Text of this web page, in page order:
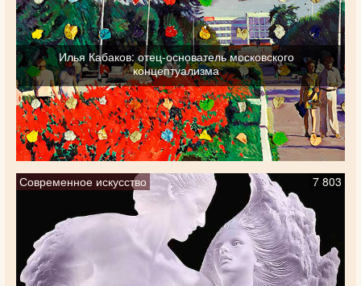
Илья Кабаков: отец-основатель московского
концептуализма
Современное искусство 7 803